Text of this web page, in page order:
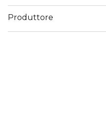
Produttore